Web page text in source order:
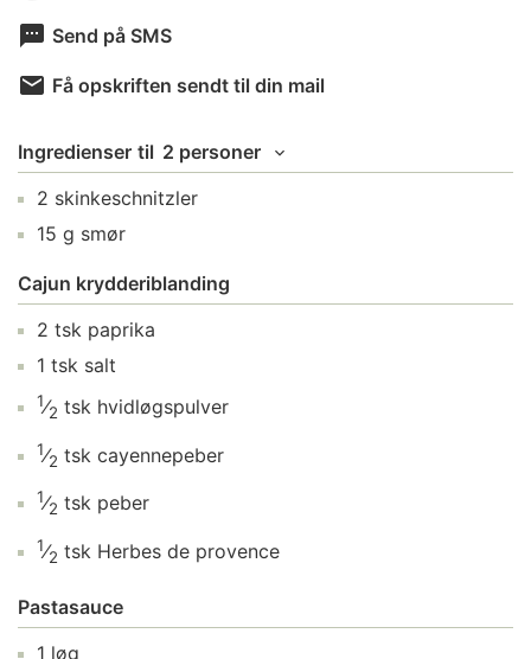
Send på SMS
Få opskriften sendt til din mail
Ingredienser til 2 personer
2 skinkeschnitzler
15 g smør
Cajun krydderiblanding
2 tsk paprika
1 tsk salt
1⁄2 tsk hvidløgspulver
1⁄2 tsk cayennepeber
1⁄2 tsk peber
1⁄2 tsk Herbes de provence
Pastasauce
1 løg